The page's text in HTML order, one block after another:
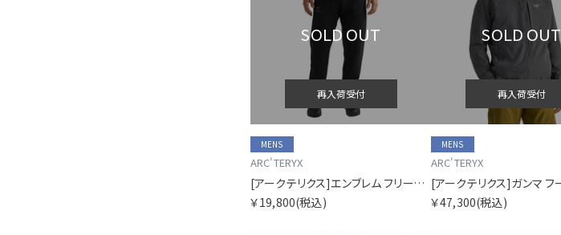
SOLD OUT
再入荷受付
MENS
ARC'TERYX
[アークテリクス]エンブレム フリース ジョガー メンズ
￥19,800(税込)
SOLD OUT
再入荷受付
MENS
ARC'TERYX
￥47,300(税込)